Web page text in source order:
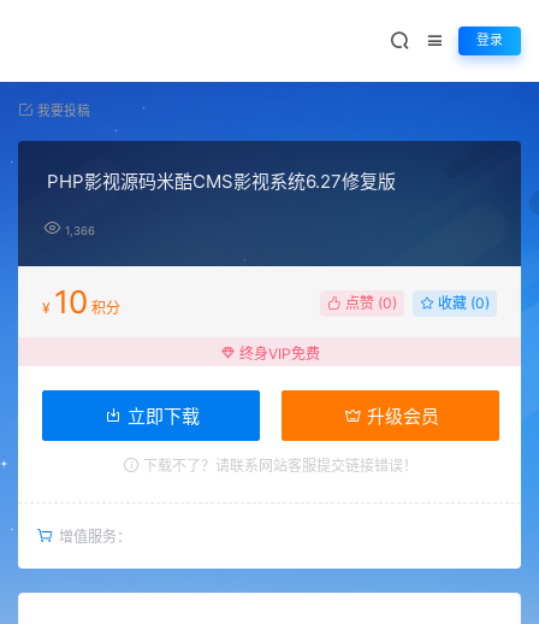
登录
我要投稿
PHP影视源码米酷CMS影视系统6.27修复版
1,366
¥ 10 积分 点赞 (0) 收藏 (0)
终身VIP免费
立即下载 升级会员
下载不了？请联系网站客服提交链接错误！
增值服务：